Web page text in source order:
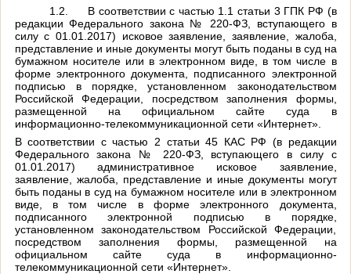
1.2.
В соответствии с частью 1.1 статьи 3 ГПК РФ (в
редакции Федерального закона № 220-ФЗ, вступающего в
силу с 01.01.2017) исковое заявление, заявление, жалоба,
представление и иные документы могут быть поданы в суд на
бумажном носителе или в электронном виде, в том числе в
форме электронного документа, подписанного электронной
подписью в порядке, установленном законодательством
Российской Федерации, посредством заполнения формы,
размещенной на официальном сайте суда в
информационно-телекоммуникационной сети «Интернет».
В соответствии с частью 2 статьи 45 КАС РФ (в редакции
Федерального закона № 220-ФЗ, вступающего в силу с
01.01.2017) административное исковое заявление,
заявление, жалоба, представление и иные документы могут
бытьподаны в суд на бумажном носителе или в электронном
виде, в том числе в форме электронного документа,
подписанного электронной подписью в порядке,
установленном законодательством Российской Федерации,
посредством заполнения формы, размещенной на
официальном сайте суда в информационно-
телекоммуникационной сети «Интернет».